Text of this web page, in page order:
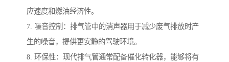
应速度和燃油经济性。
7. 噪音控制：排气管中的消声器用于减少废气排放时产
生的噪音，提供更安静的驾驶环境。
8. 环保性：现代排气管通常配备催化转化器，能够将有